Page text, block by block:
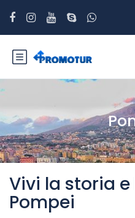
Vivi la storia
Pompei